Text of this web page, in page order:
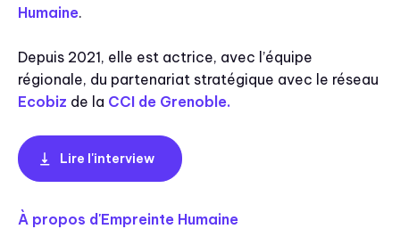
Humaine.
Depuis 2021, elle est actrice, avec l’équipe
régionale, du partenariat stratégique avec le réseau
Ecobiz de la CCI de Grenoble.
Lire l'interview
À propos d'Empreinte Humaine